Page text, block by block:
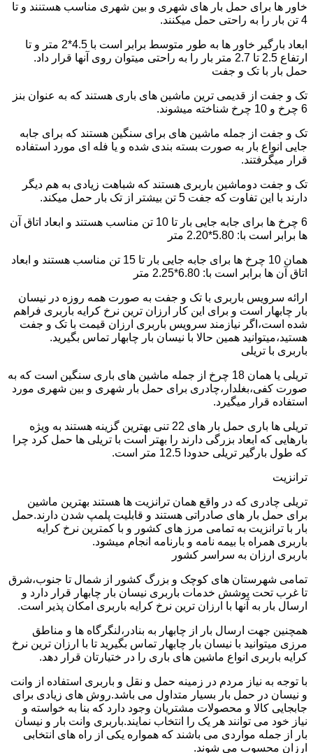
خاور ها برای حمل بار های شهری و بین شهری مناسب هستنند و تا
4 تن بار را به راحتی حمل میکنند.
ابعاد بارگیر خاور ها به طور متوسط برابر است با 4.5*2 متر و تا
ارتفاع 2.5 تا 2.7 متر بار را به راحتی میتوان روی آنها قرار داد.
حمل بار با تک و جفت
تک و جفت از قدیمی ترین ماشین های باری هستند که به عنوان بنز
6 چرخ و 10 چرخ شناخته میشوند.
تک و جفت از جمله ماشین های برای سنگین هستند که برای جابه
جایی انواع بار به صورت بسته بندی شده و یا فله ای مورد استفاده
قرار میگرفتند.
تک و جفت دوماشین باربری هستند که شباهت زیادی به هم دیگر
دارند با این تفاوت که جفت 5 تن بیشتر از تک بار حمل میکند.
6 چرخ ها برای جابه جایی بار تا 10 تن مناسب هستند و ابعاد اتاق آن
ها برابر است با: 5.80*2.20 متر
همان 10 چرخ ها برای جابه جایی بار تا 15 تن مناسب هستند و ابعاد
اتاق آن ها برابر است با: 6.80*2.25 متر
ارائه سرویس باربری با تک و جفت به صورت همه روزه در نیسان
بار چابهار است و برای این کار ارزان ترین نرخ کرایه باربری فراهم
شده است،اگر نیازمند سرویس باربری ارزان قیمت با تک و جفت
هستید،میتوانید همین حالا با نیسان بار چابهار تماس بگیرید.
باربری با تریلی
تریلی یا همان 18 چرخ از جمله ماشین های باری سنگین است که به
صورت کفی،بغلدار،چادری برای حمل بار شهری و بین شهری مورد
استفاده قرار میگیرد.
تریلی ها باری حمل بار های 22 تنی بهترین گزینه هستند به ویژه
بارهایی که ابعاد بزرگی دارند را بهتر است با تریلی ها حمل کرد چرا
که طول بارگیر تریلی حدودا 12.5 متر است.
ترانزیت
تریلی چادری که در واقع همان ترانزیت ها هستند بهترین ماشین
برای حمل بار های صادراتی هستند و قابلیت پلمپ شدن دارند.حمل
بار با ترانزیت به تمامی مرز های کشور و با کمترین نرخ کرایه
باربری همراه با بیمه نامه و بارنامه انجام میشود.
باربری ارزان به سراسر کشور
تمامی شهرستان های کوچک و بزرگ کشور از شمال تا جنوب،شرق
تا غرب تحت پوشش خدمات باربری نیسان بار چابهار قرار دارد و
ارسال بار به آنها با ارزان ترین نرخ کرایه باربری امکان پذیر است.
همچنین جهت ارسال بار از چابهار به بنادر،لنگرگاه ها و مناطق
مرزی میتوانید با نیسان بار چابهار تماس بگیرید تا با ارزان ترین نرخ
کرایه باربری انواع ماشین های باری را در ختیارتان قرار دهد.
با توجه به نیاز مردم در زمینه حمل و نقل و باربری استفاده از وانت
و نیسان در حمل بار بسیار متداول می باشد.روش های زیادی برای
جابجایی کالا و محصولات مشتریان وجود دارد که بنا به خواسته و
نیاز خود می توانند هر یک را انتخاب نمایند.باربری وانت بار و نیسان
بار از جمله مواردی می باشند که همواره یکی از راه های انتخابی
ارزان محسوب می شوند.